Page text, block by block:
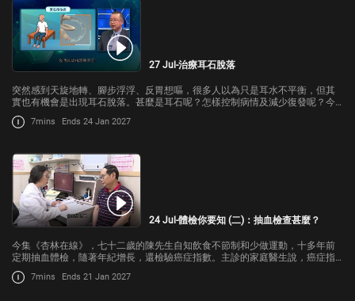
27 Jul-治療耳石脫落
突然感到天旋地轉、腳步浮浮、反胃想嘔，很多人以為只是耳水不平衡，但其
實也有機會是出現耳石脫落。甚麼是耳石呢？怎樣控制病情及減少復發呢？今
集《杏林在線》請來香港耳鼻喉科醫學院前主席、耳鼻喉科醫生魏智文，跟我
們講解。
7mins Ends 24 Jan 2027
24 Jul-體檢你要知 (二)：抽血檢查甚麼？
今集《杏林在線》，七十二歲的陳先生自知飲食不節制和少做運動，十多年前
定期抽血體檢，隨著年紀增長，還檢驗癌症指數。主診的家庭醫生說，癌症指
數偏高，不能完全確認患癌或患上哪種癌症。
7mins Ends 21 Jan 2027